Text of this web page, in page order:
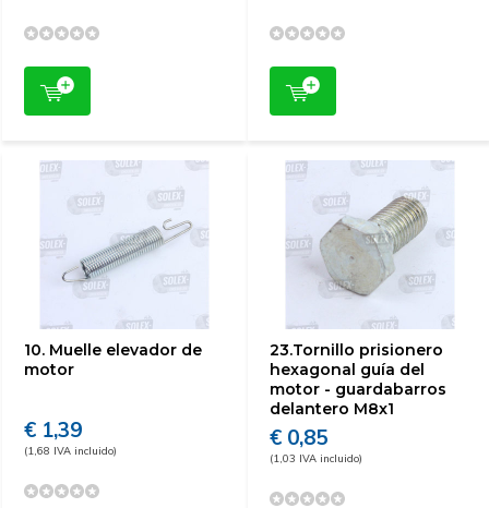
10. Muelle elevador de
motor
€ 1,39
(1,68 IVA incluido)
23.Tornillo prisionero
hexagonal guía del
motor - guardabarros
delantero M8x1
€ 0,85
(1,03 IVA incluido)